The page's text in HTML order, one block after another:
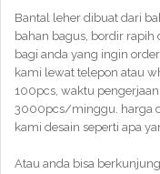
Bantal leher dibuat dari
bahan bagus, bordir rapih
bagi anda yang ingin
kami lewat telepon atau
100pcs, waktu
3000pcs/minggu. harga
kami desain seperti apa
Atau anda bisa